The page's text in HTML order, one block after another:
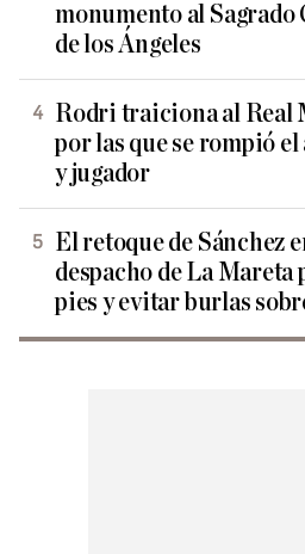
monumento al Sagrado
de los Ángeles
Rodri traiciona al Real
por las que se rompió
y jugador
El retoque de Sánchez
despacho de La Mareta
pies y evitar burlas